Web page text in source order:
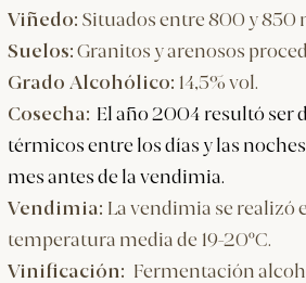
Viñedo: Situados entre 800 y 850
Suelos: Granitos y arenosos
Grado Alcohólico: 14,5% vol.
Cosecha: El año 2004 resultó ser
térmicos entre los días y las
mes antes de la vendimia.
Vendimia: La vendimia se realizó
temperatura media de 19-20ºC.
​Vinificación: Fermentación